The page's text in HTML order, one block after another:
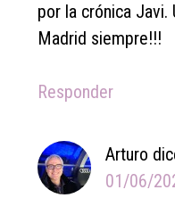
por la crónica Javi.
Madrid siempre!!!
Responder
Arturo
01/06/